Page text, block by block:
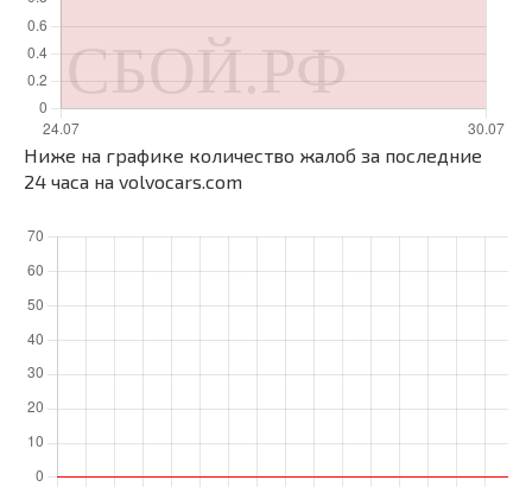
Ниже на графике количество жалоб за последние
24 часа на volvocars.com